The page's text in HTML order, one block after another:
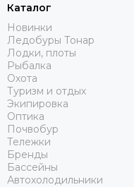
Каталог
Новинки
Ледобуры Тонар
Лодки, плоты
Рыбалка
Охота
Туризм и отдых
Экипировка
Оптика
Почвобур
Тележки
Бренды
Бассейны
Автохолодильники